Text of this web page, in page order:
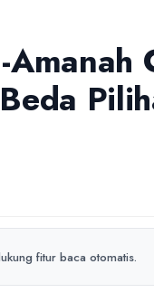
fitur baca otomatis.